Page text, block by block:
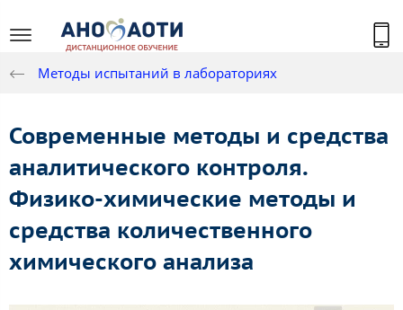
Методы испытаний в лабораториях
Современные методы и средства
аналитического контроля.
Физико-химические методы и
средства количественного
химического анализа